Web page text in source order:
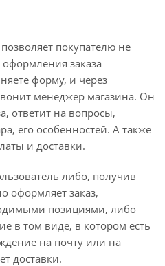
покупателю не
заказа
форму, и через
менеджер магазина. Он
ответит на вопросы,
его особенностей. А также
и доставки.
либо, получив
оформляет заказ,
позициями, либо
в том виде, в котором есть
на почту или на
доставки.